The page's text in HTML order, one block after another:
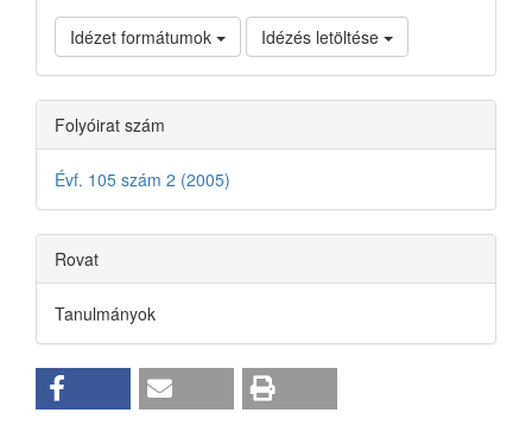
Idézet formátumok Idézés letöltése
Folyóirat szám
Évf. 105 szám 2 (2005)
Rovat
Tanulmányok